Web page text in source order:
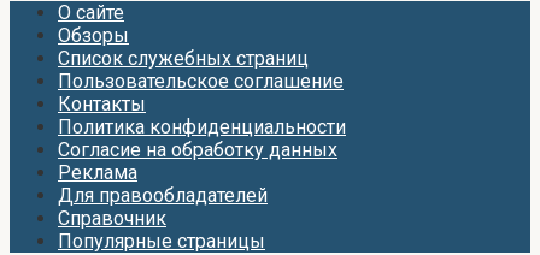
О сайте
Обзоры
Список служебных страниц
Пользовательское соглашение
Контакты
Политика конфиденциальности
Согласие на обработку данных
Реклама
Для правообладателей
Справочник
Популярные страницы